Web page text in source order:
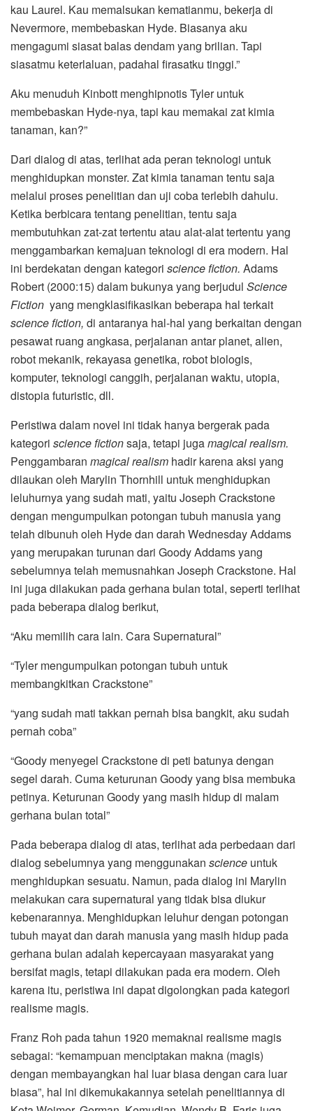
kau Laurel. Kau memalsukan kematianmu, bekerja di
Nevermore, membebaskan Hyde. Biasanya aku
mengagumi siasat balas dendam yang brilian. Tapi
siasatmu keterlaluan, padahal firasatku tinggi.”
Aku menuduh Kinbott menghipnotis Tyler untuk
membebaskan Hyde-nya, tapi kau memakai zat kimia
tanaman, kan?”
Dari dialog di atas, terlihat ada peran teknologi untuk
menghidupkan monster. Zat kimia tanaman tentu saja
melalui proses penelitian dan uji coba terlebih dahulu.
Ketika berbicara tentang penelitian, tentu saja
membutuhkan zat-zat tertentu atau alat-alat tertentu yang
menggambarkan kemajuan teknologi di era modern. Hal
ini berdekatan dengan kategori science fiction. Adams
Robert (2000:15) dalam bukunya yang berjudul Science
Fiction yang mengklasifikasikan beberapa hal terkait
science fiction, di antaranya hal-hal yang berkaitan dengan
pesawat ruang angkasa, perjalanan antar planet, alien,
robot mekanik, rekayasa genetika, robot biologis,
komputer, teknologi canggih, perjalanan waktu, utopia,
distopia futuristic, dll.
Peristiwa dalam novel ini tidak hanya bergerak pada
kategori science fictionsaja, tetapi jugamagical realism.
Penggambaran magical realism hadir karena aksi yang
dilaukan oleh Marylin Thornhill untuk menghidupkan
leluhurnya yang sudah mati, yaitu Joseph Crackstone
dengan mengumpulkan potongan tubuh manusia yang
telah dibunuh oleh Hyde dan darah Wednesday Addams
yang merupakan turunan dari Goody Addams yang
sebelumnya telah memusnahkan Joseph Crackstone. Hal
ini juga dilakukan pada gerhana bulan total, seperti terlihat
pada beberapa dialog berikut,
“Aku memilih cara lain. Cara Supernatural”
“Tyler mengumpulkan potongan tubuh untuk
membangkitkan Crackstone”
“yang sudah mati takkan pernah bisa bangkit, aku sudah
pernah coba”
“Goody menyegel Crackstone di peti batunya dengan
segel darah. Cuma keturunan Goody yang bisa membuka
petinya. Keturunan Goody yang masih hidup di malam
gerhana bulan total”
Pada beberapa dialog di atas, terlihat ada perbedaan dari
dialog sebelumnya yang menggunakan science untuk
menghidupkan sesuatu. Namun, pada dialog ini Marylin
melakukan cara supernatural yang tidak bisa diukur
kebenarannya. Menghidupkan leluhur dengan potongan
tubuh mayat dan darah manusia yang masih hidup pada
gerhana bulan adalah kepercayaan masyarakat yang
bersifat magis, tetapi dilakukan pada era modern. Oleh
karena itu, peristiwa ini dapat digolongkan pada kategori
realisme magis.
Franz Roh pada tahun 1920 memaknai realisme magis
sebagai: “kemampuan menciptakan makna (magis)
dengan membayangkan hal luar biasa dengan cara luar
biasa”, hal ini dikemukakannya setelah penelitiannya di